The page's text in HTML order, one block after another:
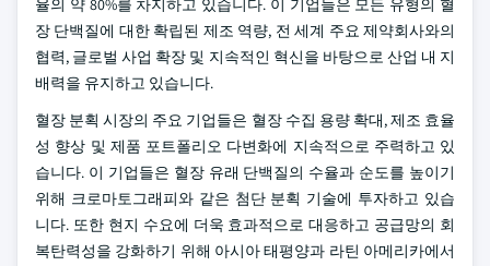
율의 약 80%를 차지하고 있습니다. 이 기업들은 모든 유형의 혈
장 단백질에 대한 확립된 제조 역량, 전 세계 주요 제약회사와의
협력, 글로벌 사업 확장 및 지속적인 혁신을 바탕으로 산업 내 지
배력을 유지하고 있습니다.
혈장 분획 시장의 주요 기업들은 혈장 수집 용량 확대, 제조 효율
성 향상 및 제품 포트폴리오 다변화에 지속적으로 주력하고 있
습니다. 이 기업들은 혈장 유래 단백질의 수율과 순도를 높이기
위해 크로마토그래피와 같은 첨단 분획 기술에 투자하고 있습
니다. 또한 현지 수요에 더욱 효과적으로 대응하고 공급망의 회
복탄력성을 강화하기 위해 아시아 태평양과 라틴 아메리카에서